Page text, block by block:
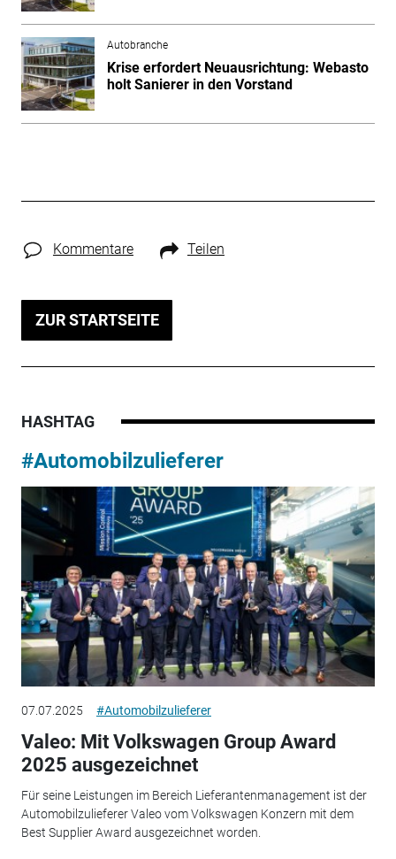
Autobranche
Krise erfordert Neuausrichtung: Webasto
holt Sanierer in den Vorstand
Kommentare Teilen
ZUR STARTSEITE
HASHTAG
#Automobilzulieferer
07.07.2025 #Automobilzulieferer
Valeo: Mit Volkswagen Group Award
2025 ausgezeichnet
Für seine Leistungen im Bereich Lieferantenmanagement ist der
Automobilzulieferer Valeo vom Volkswagen Konzern mit dem
Best Supplier Award ausgezeichnet worden.